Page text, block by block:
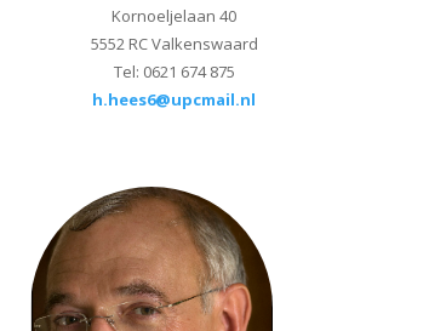
Kornoeljelaan 40
5552 RC Valkenswaard
Tel: 0621 674 875
h.hees6@upcmail.nl